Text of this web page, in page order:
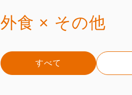
外食 × その他
すべて